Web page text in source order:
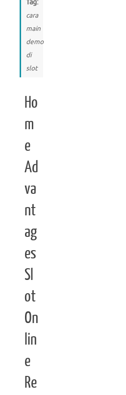
Tag:
cara
main
demo
di
slot
Ho
m
e
Ad
va
nt
ag
es
Sl
ot
On
lin
e
Re